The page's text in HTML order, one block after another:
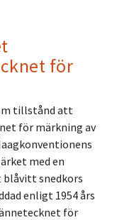
för
tillstånd att
för märkning av
med en
blåvitt snedkors
enligt 1954 års
för